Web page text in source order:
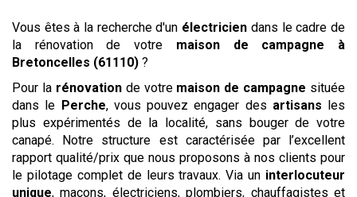
Vous êtes à la recherche d'un électricien dans le cadre de
la rénovation de votre maison de campagne à
Bretoncelles (61110) ?
Pour la rénovationde votre maison de campagne située
dans le Perche, vous pouvez engager des artisans les
plus expérimentés de la localité, sans bouger de votre
canapé. Notre structure est caractérisée par l’excellent
rapport qualité/prix que nous proposons à nos clients pour
le pilotage complet de leurs travaux. Via un interlocuteur
unique, maçons, électriciens, plombiers, chauffagistes et